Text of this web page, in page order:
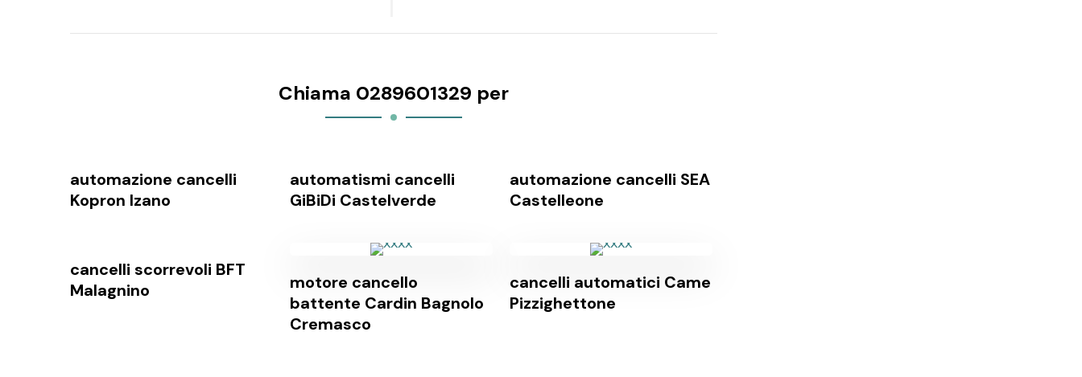
Chiama 0289601329 per
automazione cancelli
Kopron Izano
automatismi cancelli
GiBiDi Castelverde
automazione cancelli SEA
Castelleone
cancelli scorrevoli BFT
Malagnino
motore cancello
battente Cardin Bagnolo
Cremasco
cancelli automatici Came
Pizzighettone